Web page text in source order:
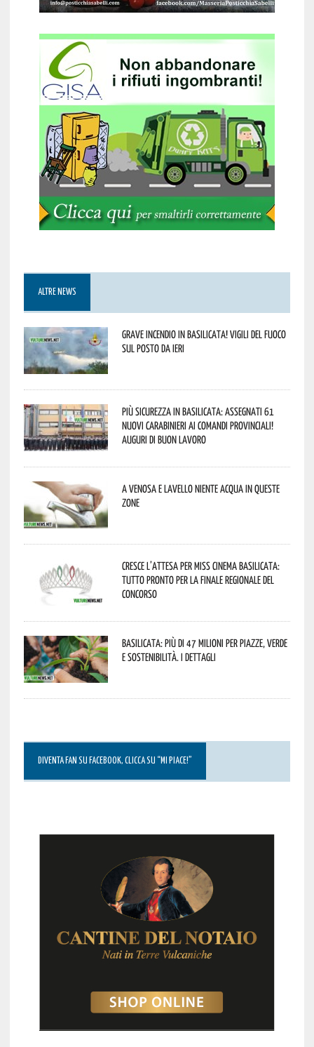
ALTRE NEWS
Grave incendio in Basilicata! Vigili del fuoco
sul posto da ieri
Più sicurezza in Basilicata: assegnati 61
nuovi Carabinieri ai Comandi provinciali!
Auguri di buon lavoro
A Venosa e Lavello niente acqua in queste
zone
Cresce l’attesa per Miss Cinema Basilicata:
tutto pronto per la finale regionale del
concorso
Basilicata: più di 47 milioni per piazze, verde
e sostenibilità. I dettagli
DIVENTA FAN SU FACEBOOK, CLICCA SU “MI PIACE!”